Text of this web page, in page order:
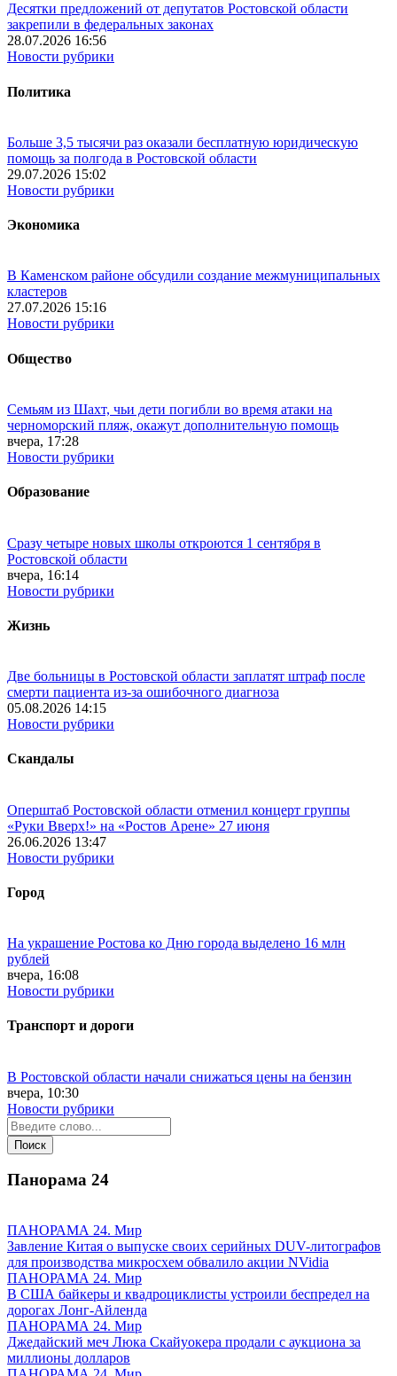
Десятки предложений от депутатов Ростовской области
закрепили в федеральных законах
28.07.2026 16:56
Новости рубрики
Политика
Больше 3,5 тысячи раз оказали бесплатную юридическую
помощь за полгода в Ростовской области
29.07.2026 15:02
Новости рубрики
Экономика
В Каменском районе обсудили создание межмуниципальных
кластеров
27.07.2026 15:16
Новости рубрики
Общество
Семьям из Шахт, чьи дети погибли во время атаки на
черноморский пляж, окажут дополнительную помощь
вчера, 17:28
Новости рубрики
Образование
Сразу четыре новых школы откроются 1 сентября в
Ростовской области
вчера, 16:14
Новости рубрики
Жизнь
Две больницы в Ростовской области заплатят штраф после
смерти пациента из-за ошибочного диагноза
05.08.2026 14:15
Новости рубрики
Скандалы
Оперштаб Ростовской области отменил концерт группы
«Руки Вверх!» на «Ростов Арене» 27 июня
26.06.2026 13:47
Новости рубрики
Город
На украшение Ростова ко Дню города выделено 16 млн
рублей
вчера, 16:08
Новости рубрики
Транспорт и дороги
В Ростовской области начали снижаться цены на бензин
вчера, 10:30
Новости рубрики
Панорама 24
ПАНОРАМА 24. Мир
Завление Китая о выпуске своих серийных DUV-литографов
для производства микросхем обвалило акции NVidia
ПАНОРАМА 24. Мир
В США байкеры и квадроциклисты устроили беспредел на
дорогах Лонг-Айленда
ПАНОРАМА 24. Мир
Джедайский меч Люка Скайуокера продали с аукциона за
миллионы долларов